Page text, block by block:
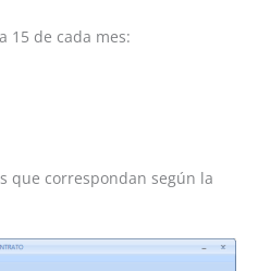
15 de cada mes:
que correspondan según la